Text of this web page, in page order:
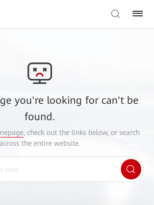
you're looking for can't be
found.
, check out the links below, or search
across the entire website.